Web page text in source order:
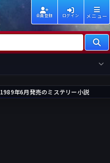
会員登録 ログイン メニュー
新着
レビュー
新刊
情報
1989年6月発売のミステリー小説